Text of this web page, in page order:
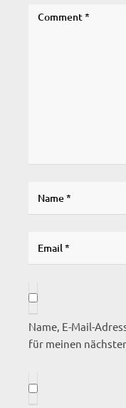
Name, E-Mail-
für meinen